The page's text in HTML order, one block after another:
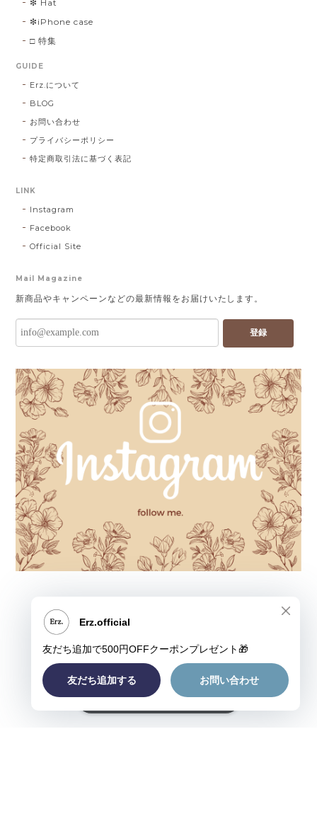
❇︎ Hat
❇︎iPhone case
□ 特集
GUIDE
Erz.について
BLOG
お問い合わせ
プライバシーポリシー
特定商取引法に基づく表記
LINK
Instagram
Facebook
Official Site
Mail Magazine
新商品やキャンペーンなどの最新情報をお届けいたします。
登録
ショップに質問する